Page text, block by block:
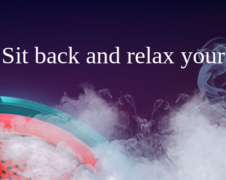
Sit back and relax your